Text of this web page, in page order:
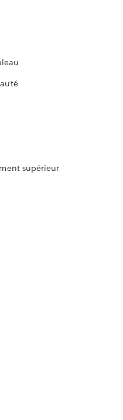
supérieur